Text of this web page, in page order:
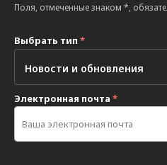
Поля, отмеченные знаком *,
Выбрать тип *
Электронная почта *